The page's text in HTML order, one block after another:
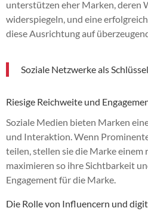
unterstützen eher Marken, deren
widerspiegeln, und eine
diese Ausrichtung auf
Soziale Netzwerke als
Riesige Reichweite und
Soziale Medien bieten Marken
und Interaktion. Wenn
teilen, stellen sie die Marke einem
maximieren so ihre Sichtbarkeit
Engagement für die Marke.
Die Rolle von Influencern und